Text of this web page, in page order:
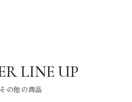
その他の商品